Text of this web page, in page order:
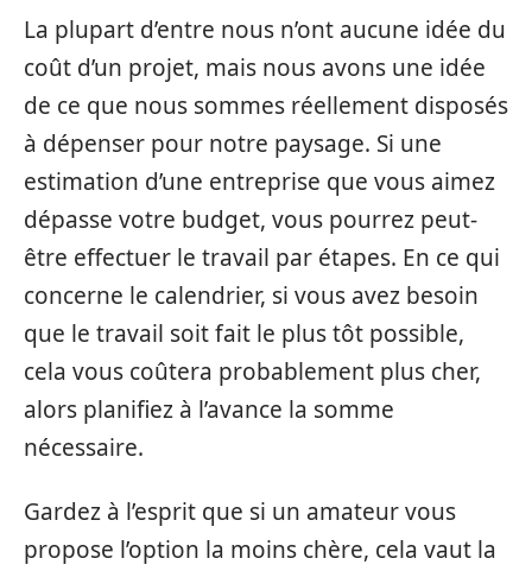
La plupart d’entre nous n’ont aucune idée du
coût d’un projet, mais nous avons une idée
de ce que nous sommes réellement disposés
à dépenser pour notre paysage. Si une
estimation d’une entreprise que vous aimez
dépasse votre budget, vous pourrez peut-
être effectuer le travail par étapes. En ce qui
concerne le calendrier, si vous avez besoin
que le travail soit fait le plus tôt possible,
cela vous coûtera probablement plus cher,
alors planifiez à l’avance la somme
nécessaire.
Gardez à l’esprit que si un amateur vous
propose l’option la moins chère, cela vaut la